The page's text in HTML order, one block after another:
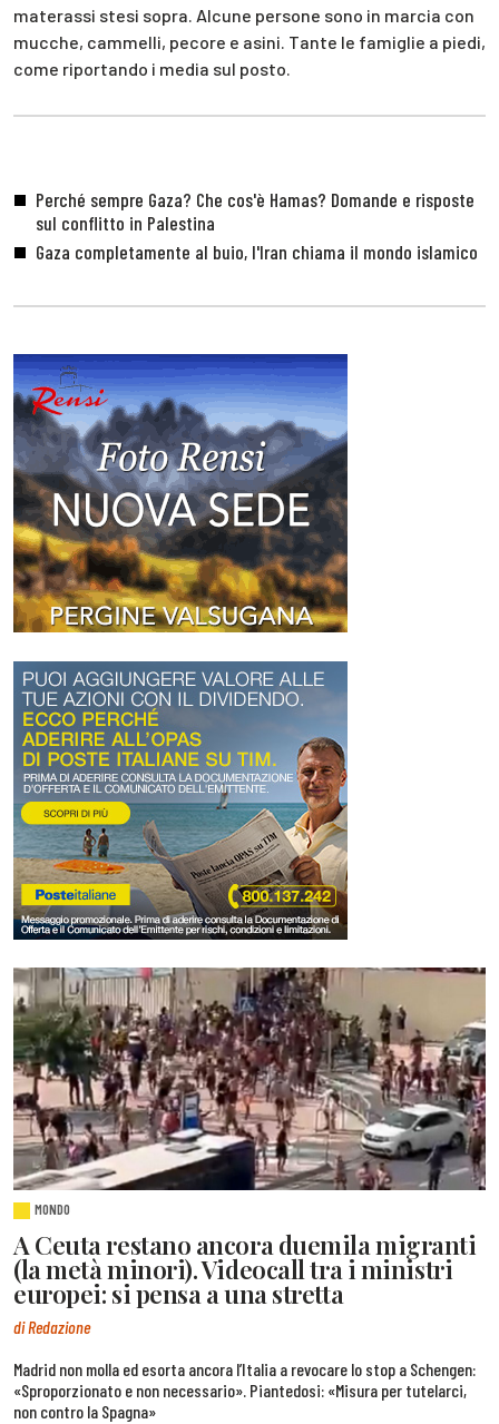
materassi stesi sopra. Alcune persone sono in marcia con
mucche, cammelli, pecore e asini. Tante le famiglie a piedi,
come riportando i media sul posto.
Perché sempre Gaza? Che cos'è Hamas? Domande e risposte
sul conflitto in Palestina
Gaza completamente al buio, l'Iran chiama il mondo islamico
MONDO
A Ceuta restano ancora duemila migranti
(la metà minori). Videocall tra i ministri
europei: si pensa a una stretta
di Redazione
Madrid non molla ed esorta ancora l’Italia a revocare lo stop a Schengen:
«Sproporzionato e non necessario». Piantedosi: «Misura per tutelarci,
non contro la Spagna»